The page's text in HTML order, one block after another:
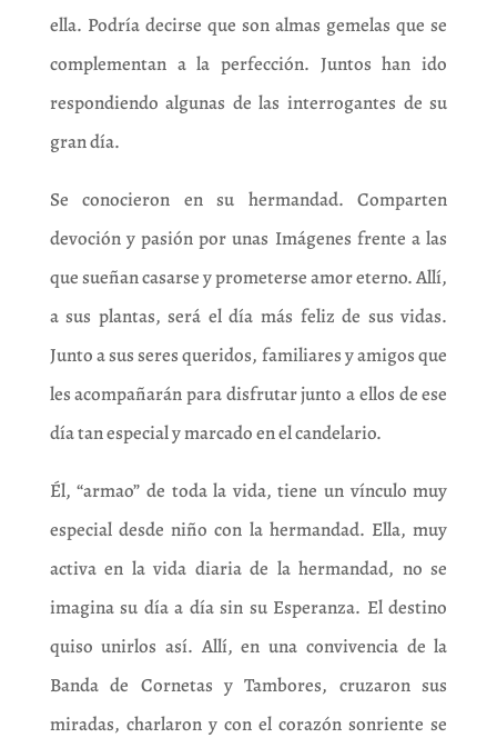
ella. Podría decirse que son almas gemelas que se
complementan a la perfección. Juntos han ido
respondiendo algunas de las interrogantes de su
gran día.
Se conocieron en su hermandad. Comparten
devoción y pasión por unas Imágenes frente a las
que sueñan casarse y prometerse amor eterno. Allí,
a sus plantas, será el día más feliz de sus vidas.
Junto a sus seres queridos, familiares y amigos que
les acompañarán para disfrutar junto a ellos de ese
día tan especial y marcado en el candelario.
Él, “armao” de toda la vida, tiene un vínculo muy
especial desde niño con la hermandad. Ella, muy
activa en la vida diaria de la hermandad, no se
imagina su día a día sin su Esperanza. El destino
quiso unirlos así. Allí, en una convivencia de la
Banda de Cornetas y Tambores, cruzaron sus
miradas, charlaron y con el corazón sonriente se